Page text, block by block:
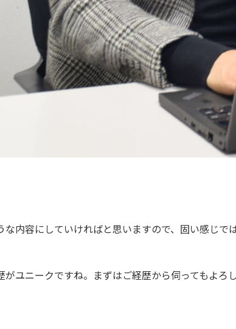
内容にしていければと思いますので、固い感じで
ユニークですね。まずはご経歴から伺ってもよろ